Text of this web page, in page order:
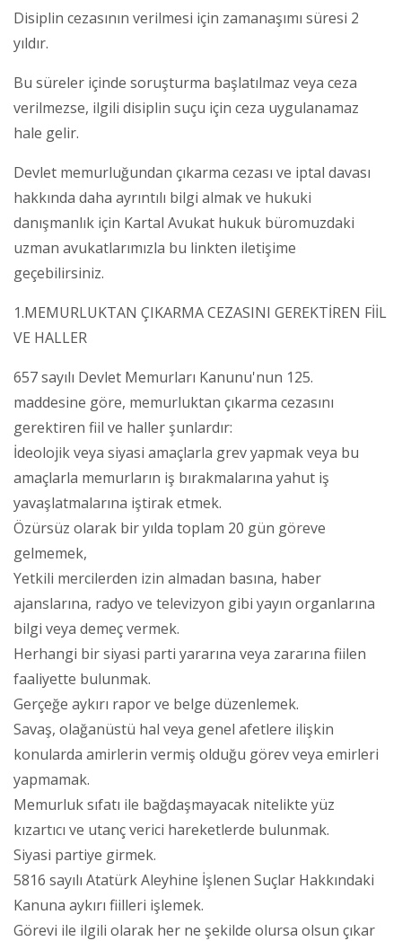
Disiplin cezasının verilmesi için zamanaşımı süresi 2
yıldır.
Bu süreler içinde soruşturma başlatılmaz veya ceza
verilmezse, ilgili disiplin suçu için ceza uygulanamaz
hale gelir.
Devlet memurluğundan çıkarma cezası ve iptal davası
hakkında daha ayrıntılı bilgi almak ve hukuki
danışmanlık için Kartal Avukat hukuk büromuzdaki
uzman avukatlarımızla bu linkten iletişime
geçebilirsiniz.
1.MEMURLUKTAN ÇIKARMA CEZASINI GEREKTİREN FİİL
VE HALLER
657 sayılı Devlet Memurları Kanunu'nun 125.
maddesine göre, memurluktan çıkarma cezasını
gerektiren fiil ve haller şunlardır:
İdeolojik veya siyasi amaçlarla grev yapmak veya bu
amaçlarla memurların iş bırakmalarına yahut iş
yavaşlatmalarına iştirak etmek.
Özürsüz olarak bir yılda toplam 20 gün göreve
gelmemek,
Yetkili mercilerden izin almadan basına, haber
ajanslarına, radyo ve televizyon gibi yayın organlarına
bilgi veya demeç vermek.
Herhangi bir siyasi parti yararına veya zararına fiilen
faaliyette bulunmak.
Gerçeğe aykırı rapor ve belge düzenlemek.
Savaş, olağanüstü hal veya genel afetlere ilişkin
konularda amirlerin vermiş olduğu görev veya emirleri
yapmamak.
Memurluk sıfatı ile bağdaşmayacak nitelikte yüz
kızartıcı ve utanç verici hareketlerde bulunmak.
Siyasi partiye girmek.
5816 sayılı Atatürk Aleyhine İşlenen Suçlar Hakkındaki
Kanuna aykırı fiilleri işlemek.
Görevi ile ilgili olarak her ne şekilde olursa olsun çıkar